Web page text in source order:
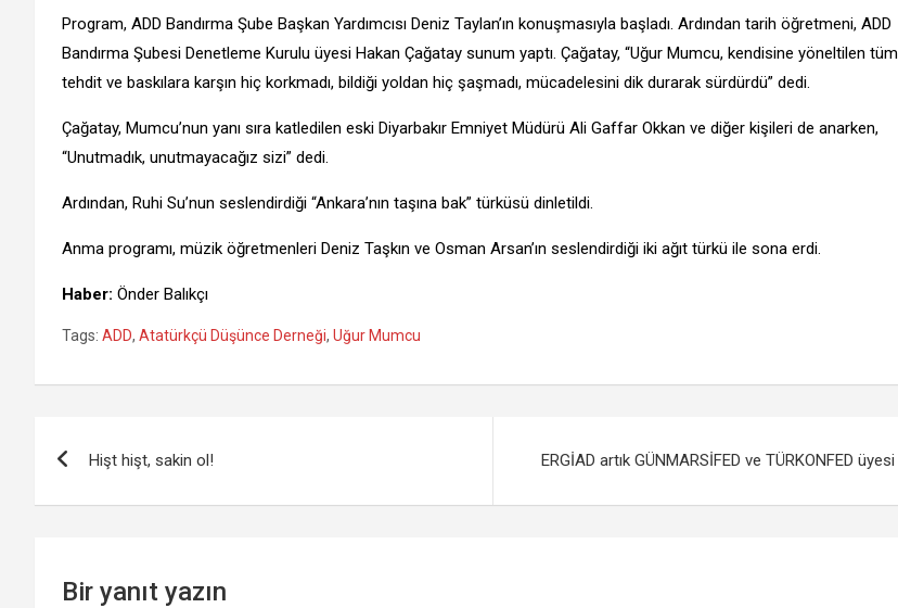
Program, ADD Bandırma Şube Başkan Yardımcısı Deniz Taylan’ın konuşmasıyla başladı. Ardından tarih öğretmeni, ADD
Bandırma Şubesi Denetleme Kurulu üyesi Hakan Çağatay sunum yaptı. Çağatay, “Uğur Mumcu, kendisine yöneltilen tüm
tehdit ve baskılara karşın hiç korkmadı, bildiği yoldan hiç şaşmadı, mücadelesini dik durarak sürdürdü” dedi.
Çağatay, Mumcu’nun yanı sıra katledilen eski Diyarbakır Emniyet Müdürü Ali Gaffar Okkan ve diğer kişileri de anarken,
“Unutmadık, unutmayacağız sizi” dedi.
Ardından, Ruhi Su’nun seslendirdiği “Ankara’nın taşına bak” türküsü dinletildi.
Anma programı, müzik öğretmenleri Deniz Taşkın ve Osman Arsan’ın seslendirdiği iki ağıt türkü ile sona erdi.
Haber: Önder Balıkçı
Tags: ADD, Atatürkçü Düşünce Derneği, Uğur Mumcu
gezinmesi
Hişt hişt, sakin ol! ERGİAD artık GÜNMARSİFED ve TÜRKONFED üyesi
Bir yanıt yazın